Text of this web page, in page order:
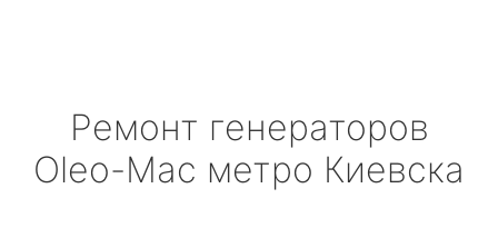
Ремонт генераторов
Oleo-Mac метро Киевска